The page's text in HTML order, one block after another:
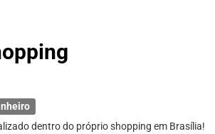
dentro do próprio shopping em Brasília!